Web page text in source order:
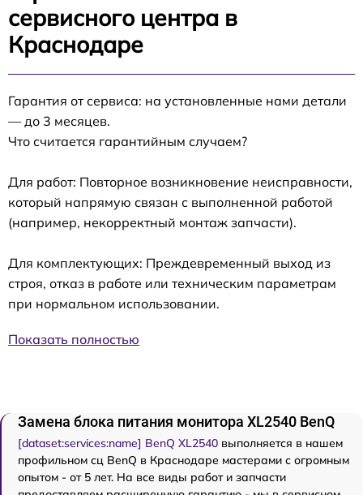
сервисного центра в
Краснодаре
Гарантия от сервиса: на установленные нами детали
— до 3 месяцев.
Что считается гарантийным случаем?
Для работ: Повторное возникновение неисправности,
который напрямую связан с выполненной работой
(например, некорректный монтаж запчасти).
Для комплектующих: Преждевременный выход из
строя, отказ в работе или техническим параметрам
при нормальном использовании.
Показать полностью
Замена блока питания монитора XL2540 BenQ
[dataset:services:name] BenQ XL2540 выполняется в нашем
профильном сц BenQ в Краснодаре мастерами с огромным
опытом - от 5 лет. На все виды работ и запчасти